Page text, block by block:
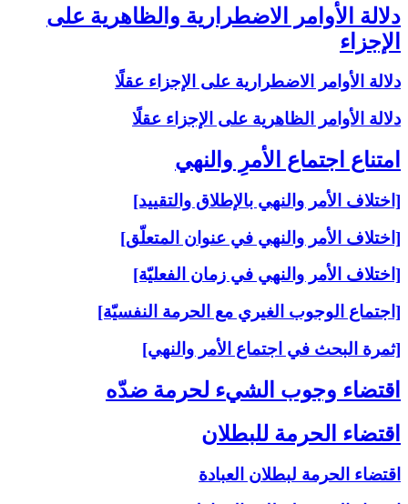
دلالة الأوامر الاضطرارية والظاهرية على
الإجزاء
دلالة الأوامر الاضطرارية على الإجزاء عقلًا
دلالة الأوامر الظاهرية على الإجزاء عقلًا
امتناع اجتماع الأمرِ والنهي‏
[اختلاف الأمر والنهي بالإطلاق والتقييد]
[اختلاف الأمر والنهي في عنوان المتعلّق]
[اختلاف الأمر والنهي في زمان الفعليّة]
[اجتماع الوجوب الغيري مع الحرمة النفسيّة]
[ثمرة البحث في اجتماع الأمر والنهي]
اقتضاء وجوب الشي‏ء لحرمة ضدّه‏
اقتضاء الحرمة للبطلان‏
اقتضاء الحرمة لبطلان العبادة